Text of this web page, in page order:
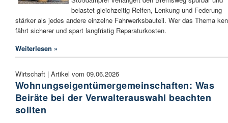
belastet gleichzeitig Reifen, Lenkung und Federung
stärker als jedes andere einzelne Fahrwerksbauteil. Wer das Thema
fährt sicherer und spart langfristig Reparaturkosten.
Weiterlesen »
Wirtschaft | Artikel vom 09.06.2026
Wohnungseigentümergemeinschaften: Was
Beiräte bei der Verwalterauswahl beachten
sollten